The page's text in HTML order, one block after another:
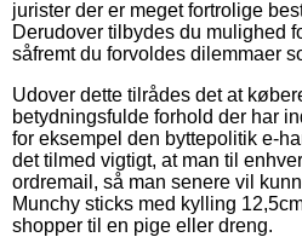
jurister der er meget fortrolige
Derudover tilbydes du mulighed
såfremt du forvoldes dilemmaer
Udover dette tilrådes det at
betydningsfulde forhold der har
for eksempel den byttepolitik e-
det tilmed vigtigt, at man til
ordremail, så man senere vil
Munchy sticks med kylling
shopper til en pige eller dreng.